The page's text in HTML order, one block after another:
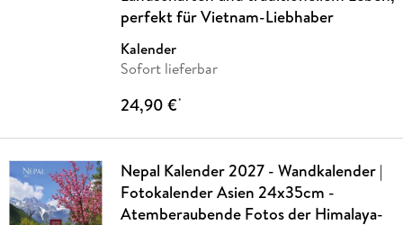
perfekt für Vietnam-Liebhaber
Kalender
Sofort lieferbar
24,90 €*
Nepal Kalender 2027 - Wandkalender |
Fotokalender Asien 24x35cm -
Atemberaubende Fotos der Himalaya-